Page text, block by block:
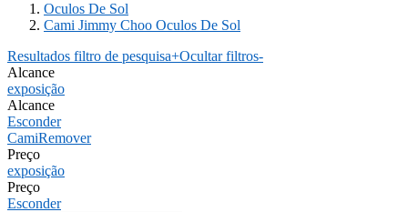
Oculos De Sol
Cami Jimmy Choo Oculos De Sol
Resultados filtro de pesquisa+Ocultar filtros-
Alcance
exposição
Alcance
Esconder
CamiRemover
Preço
exposição
Preço
Esconder